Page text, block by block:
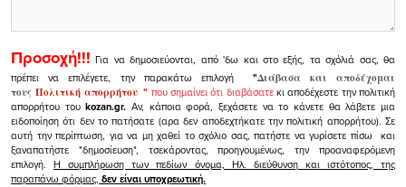
Προσοχή!!! Για να δημοσιεύονται, από 'δω και στο εξής, τα σχόλιά σας, θα
πρέπει να επιλέγετε, την παρακάτω επιλογή
"Διάβασα και αποδέχομαι
τουςΠολιτική απορρήτου" που σημαίνει ότι διαβάσατεκι αποδέχεστε την πολιτική
απορρήτου τουkozan.gr. Αν, κάποια φορά, ξεχάσετε να το κάνετε θα λάβετε μια
ειδοποίηση ότι δεν το πατήσατε (αρα δεν αποδεχτήκατε την πολιτική απορρήτου). Σε
αυτή την περίπτωση, για να μη χαθεί το σχόλιο σας, πατήστε να γυρίσετε πίσω και
ξαναπατήστε "δημοσίευση", τσεκάροντας, προηγουμένως, την προαναφερόμενη
επιλογή.Η συμπλήρωση των πεδίων όνομα, Ηλ. διεύθυνση και ιστότοπος, της
παραπάνω φόρμας, δεν είναι υποχρεωτική.